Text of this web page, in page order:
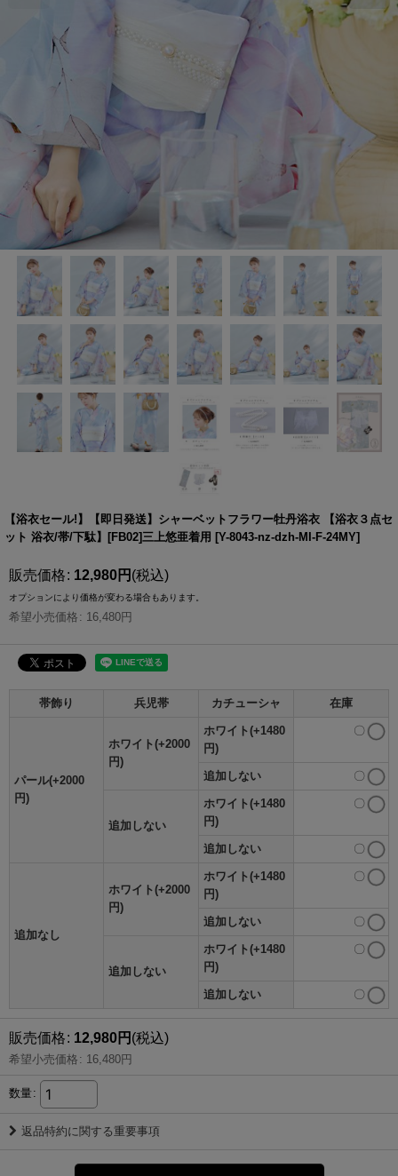
【浴衣セール!】【即日発送】シャーベットフラワー牡丹浴衣 【浴衣３点セ
ット 浴衣/帯/下駄】[FB02]三上悠亜着用 [Y-8043-nz-dzh-MI-F-24MY]
販売価格: 12,980円 (税込)
オプションにより価格が変わる場合もあります。
希望小売価格 : 16,480円
帯飾り 兵児帯 カチューシャ 在庫
パール(+2000
円)
ホワイト(+2000
円)
ホワイト(+1480
円)
〇
追加しない 〇
追加しない
ホワイト(+1480
円)
〇
追加しない 〇
追加なし
ホワイト(+2000
円)
ホワイト(+1480
円)
〇
追加しない 〇
追加しない
ホワイト(+1480
円)
〇
追加しない 〇
販売価格: 12,980円 (税込)
希望小売価格 : 16,480円
数量:
返品特約に関する重要事項